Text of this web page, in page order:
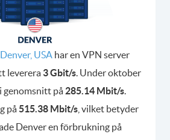
Denver, USA har en VPN server
leverera 3 Gbit/s. Under oktober
genomsnitt på 285.14 Mbit/s.
på515.38 Mbit/s , vilket betyder
Denver en förbrukning på